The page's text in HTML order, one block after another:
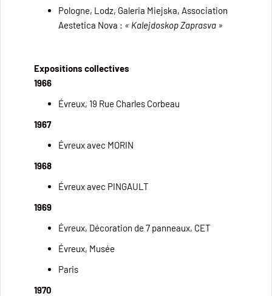
Pologne, Lodz, Galeria Miejska, Association
Aestetica Nova : « Kalejdoskop Zaprasva »
Expositions collectives
1966
Évreux, 19 Rue Charles Corbeau
1967
Évreux avec MORIN
1968
Évreux avec PINGAULT
1969
Évreux, Décoration de 7 panneaux, CET
Évreux, Musée
Paris
1970